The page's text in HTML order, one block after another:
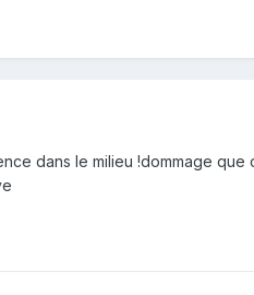
dans le milieu !dommage que